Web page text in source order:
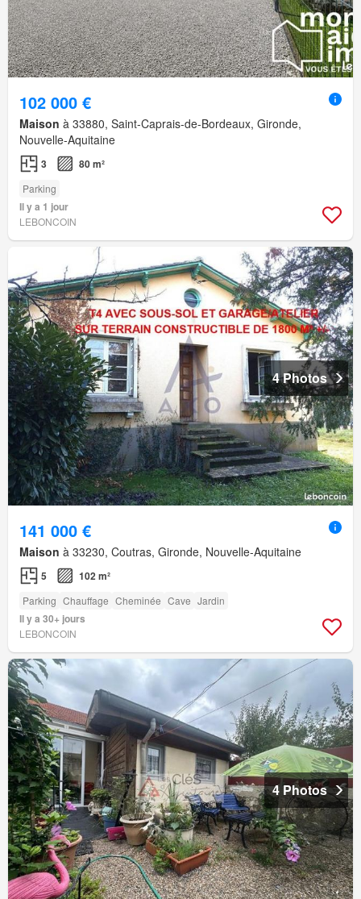
102 000 €
Maison à 33880, Saint-Caprais-de-Bordeaux, Gironde,
Nouvelle-Aquitaine
3 80 m²
Parking
Il y a 1 jour
LEBONCOIN
4 Photos
141 000 €
Maison à 33230, Coutras, Gironde, Nouvelle-Aquitaine
5 102 m²
Parking Chauffage Cheminée Cave Jardin
Il y a 30+ jours
LEBONCOIN
4 Photos